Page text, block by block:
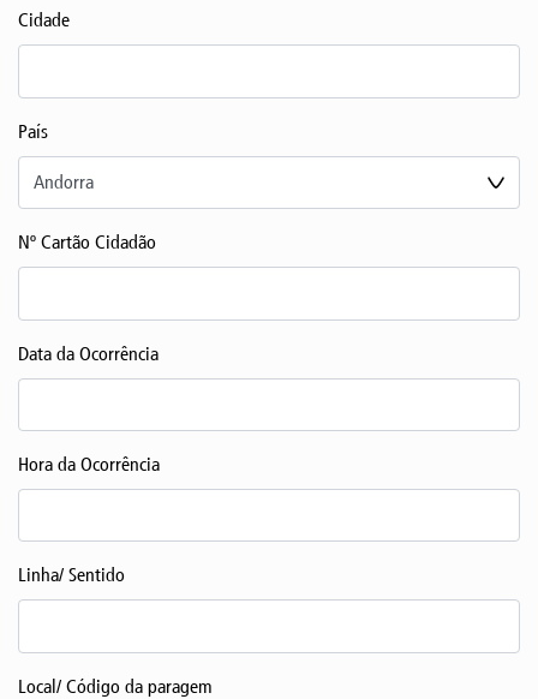
Cidade
País
Nº Cartão Cidadão
Data da Ocorrência
Hora da Ocorrência
Linha/ Sentido
Local/ Código da paragem